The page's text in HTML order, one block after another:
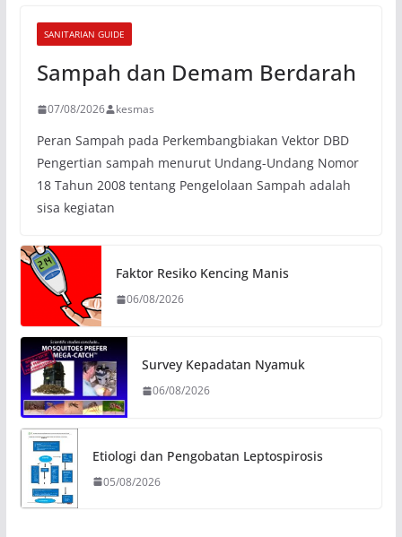
SANITARIAN GUIDE
Sampah dan Demam Berdarah
07/08/2026 kesmas
Peran Sampah pada Perkembangbiakan Vektor DBD
Pengertian sampah menurut Undang-Undang Nomor
18 Tahun 2008 tentang Pengelolaan Sampah adalah
sisa kegiatan
Faktor Resiko Kencing Manis
06/08/2026
Survey Kepadatan Nyamuk
06/08/2026
Etiologi dan Pengobatan Leptospirosis
05/08/2026